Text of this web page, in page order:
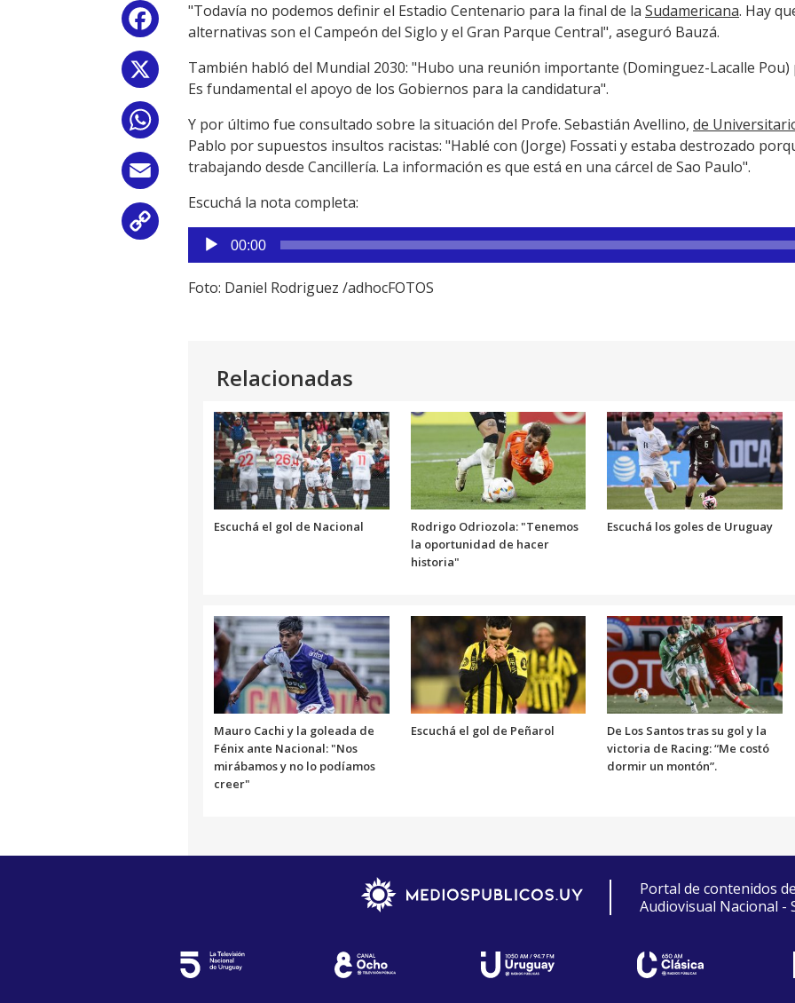
Facebook
WhatsApp
Email
Copy
Link
"Todavía no podemos definir el Estadio Centenario para la final de la Sudamericana. Hay
alternativas son el Campeón del Siglo y el Gran Parque Central", aseguró Bauzá.
También habló del Mundial 2030: "Hubo una reunión importante (Dominguez-Lacalle Pou)
Es fundamental el apoyo de los Gobiernos para la candidatura".
Y por último fue consultado sobre la situación del Profe. Sebastián Avellino, de
Pablo por supuestos insultos racistas: "Hablé con (Jorge) Fossati y estaba destrozado
trabajando desde Cancillería. La información es que está en una cárcel de Sao Paulo".
Escuchá la nota completa:
Reproductor
de
audio
00:00
Foto: Daniel Rodriguez /adhocFOTOS
Relacionadas
Escuchá el gol de Nacional
Rodrigo Odriozola: "Tenemos
la oportunidad de hacer
historia"
Escuchá los goles de Uruguay
Mauro Cachi y la goleada de
Fénix ante Nacional: "Nos
mirábamos y no lo podíamos
creer"
Escuchá el gol de Peñarol
De Los Santos tras su gol y la
victoria de Racing: “Me costó
dormir un montón”.
Portal de contenidos
Audiovisual Nacional -